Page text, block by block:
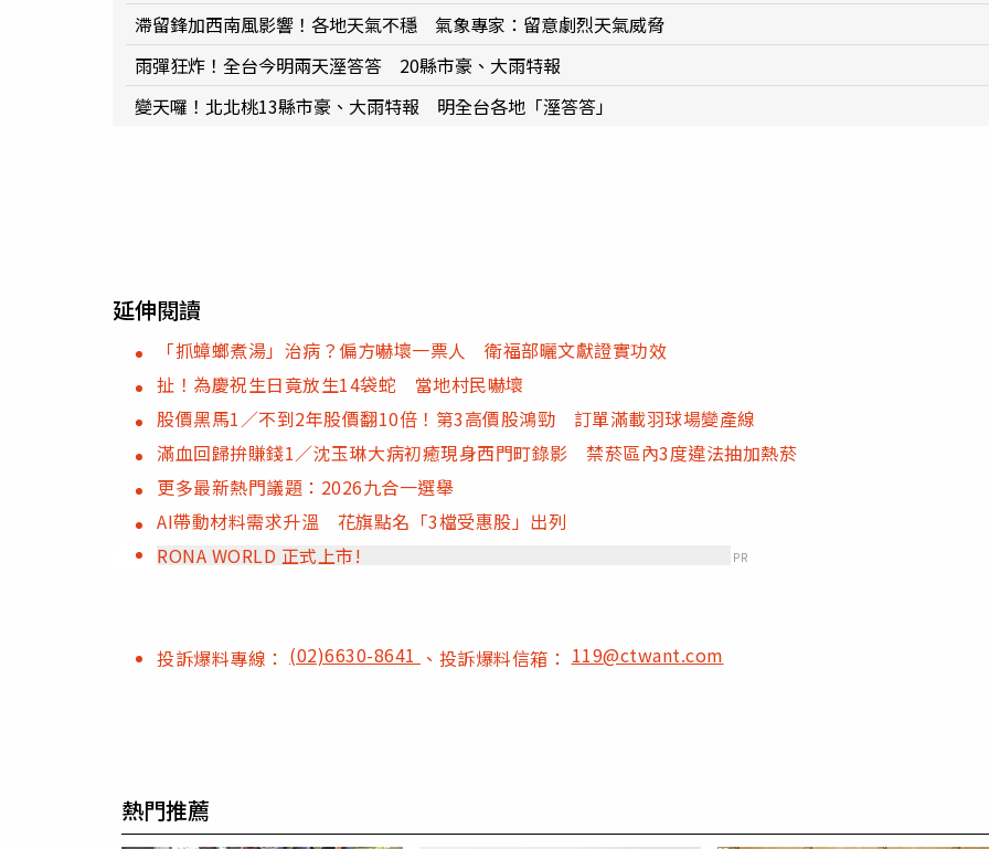
滯留鋒加西南風影響！各地天氣不穩 氣象專家：留意劇烈天氣威脅
雨彈狂炸！全台今明兩天溼答答 20縣市豪、大雨特報
變天囉！北北桃13縣市豪、大雨特報 明全台各地「溼答答」
延伸閱讀
「抓蟑螂煮湯」治病？偏方嚇壞一票人 衛福部曬文獻證實功效
扯！為慶祝生日竟放生14袋蛇 當地村民嚇壞
股價黑馬1／不到2年股價翻10倍！第3高價股鴻勁 訂單滿載羽球場變產線
滿血回歸拚賺錢1／沈玉琳大病初癒現身西門町錄影 禁菸區內3度違法抽加熱菸
更多最新熱門議題：2026九合一選舉
AI帶動材料需求升溫 花旗點名「3檔受惠股」出列
RONA WORLD 正式上市!
PR
投訴爆料專線： (02)6630-8641 、投訴爆料信箱：119@ctwant.com
熱門推薦